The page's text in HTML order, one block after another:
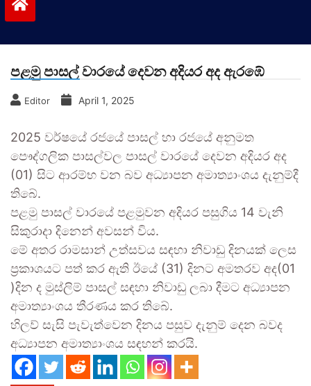
පළමු පාසල් වාරයේ දෙවන අදියර අද ඇරඹේ
Editor April 1, 2025
2025 වර්ෂයේ රජයේ පාසල් හා රජයේ අනුමත
පෞද්ගලික පාසල්වල පාසල් වාරයේ දෙවන අදියර අද
(01) සිට ආරම්භ වන බව අධ්‍යාපන අමාත්‍යාංශය දැනුම්දී
තිබේ.
පළමු පාසල් වාරයේ පළමුවන අදියර පසුගිය 14 වැනි
සිකුරාදා දිනෙන් අවසන් විය.
මේ අතර රාමසාන් උත්සවය සඳහා නිවාඩු දිනයක් ලෙස
ප්‍රකාශයට පත් කර ඇති ඊයේ (31) දිනට අමතරව අද(01
)දින ද මුස්ලිම් පාසල් සඳහා නිවාඩු ලබා දීමට අධ්‍යාපන
අමාත්‍යාංශය තීරණය කර තිබේ.
හිලව් සැසි පැවැත්වෙන දිනය පසුව දැනුම් දෙන බවද
අධ්‍යාපන අමාත්‍යාංශය සඳහන් කරයි.